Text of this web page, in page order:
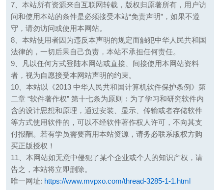
7、本站所有资源来自互联网转载，版权归原著所有，用户访
问和使用本站的条件是必须接受本站“免责声明”，如果不遵
守，请勿访问或使用本网站。
8、本站使用者因为违反本声明的规定而触犯中华人民共和国
法律的，一切后果自己负责，本站不承担任何责任。
9、凡以任何方式登陆本网站或直接、间接使用本网站资料
者，视为自愿接受本网站声明的约束。
10、本站以《2013 中华人民共和国计算机软件保护条例》第
二章 “软件著作权” 第十七条为原则：为了学习和研究软件内
含的设计思想和原理，通过安装、显示、传输或者存储软件
等方式使用软件的，可以不经软件著作权人许可，不向其支
付报酬。若有学员需要商用本站资源，请务必联系版权方购
买正版授权！
11、本网站如无意中侵犯了某个企业或个人的知识产权，请
告之，本站将立即删除。
唯一网址: https://www.mvpxo.com/thread-3285-1-1.html